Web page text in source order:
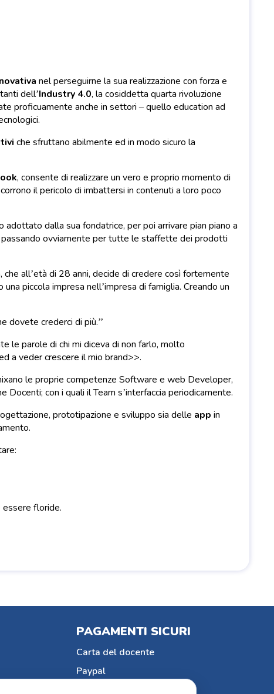
nel perseguirne la sua realizzazione con forza e
dell’Industry 4.0, la cosiddetta quarta rivoluzione
proficuamente anche in settori – quello education ad
che sfruttano abilmente ed in modo sicuro la
, consente di realizzare un vero e proprio momento di
il pericolo di imbattersi in contenuti a loro poco
dalla sua fondatrice, per poi arrivare pian piano a
passando ovviamente per tutte le staffette dei prodotti
all’età di 28 anni, decide di credere così fortemente
piccola impresa nell’impresa di famiglia. Creando un
dovete crederci di più.’’
le parole di chi mi diceva di non farlo, molto
a veder crescere il mio brand>>.
le proprie competenze Software e web Developer,
con i quali il Team s’interfaccia periodicamente.
prototipazione e sviluppo sia delle app in
floride.
PAGAMENTI SICURI
Carta del docente
Paypal